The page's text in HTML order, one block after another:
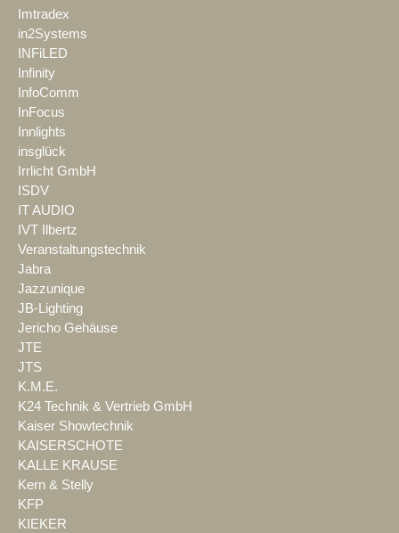
Imtradex
in2Systems
INFiLED
Infinity
InfoComm
InFocus
Innlights
insglück
Irrlicht GmbH
ISDV
IT AUDIO
IVT Ilbertz
Veranstaltungstechnik
Jabra
Jazzunique
JB-Lighting
Jericho Gehäuse
JTE
JTS
K.M.E.
K24 Technik & Vertrieb GmbH
Kaiser Showtechnik
KAISERSCHOTE
KALLE KRAUSE
Kern & Stelly
KFP
KIEKER